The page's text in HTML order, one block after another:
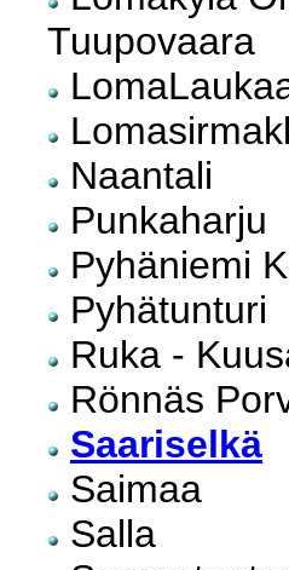
Tuupovaara
Naantali
Punkaharju
Pyhäniemi
Pyhätunturi
Ruka -
Rönnäs
Saariselkä
Saimaa
Salla